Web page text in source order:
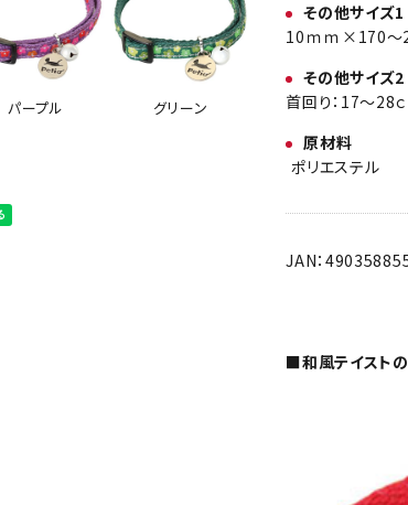
パープル グリーン
その他サイズ1
10ｍｍ×170～
その他サイズ2
首回り：17～28
原材料
ポリエステル
JAN：
■和風テイスト